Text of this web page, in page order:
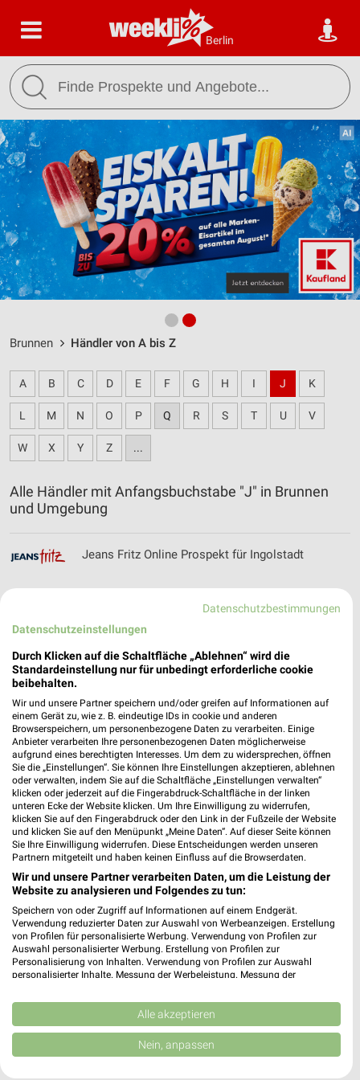
Berlin
Brunnen Händler von A bis Z
A B C D E F G H I J K
L M N O P Q R S T U V
W X Y Z ...
Alle Händler mit Anfangsbuchstabe "J" in Brunnen
und Umgebung
Jeans Fritz Online Prospekt für Ingolstadt
JYSK Katalog und Prospekte für
Schrobenhausen
Noch mehr Angebote in
der weekli App!
Jetzt kostenlos laden
Prospekte App für iOS
Kostenlos im App Store erhältlich
Datenschutzbestimmungen
Datenschutzeinstellungen
Durch Klicken auf die Schaltfläche „Ablehnen“ wird die
Standardeinstellung nur für unbedingt erforderliche cookie
beibehalten.
Wir und unsere Partner speichern und/oder greifen auf Informationen auf
einem Gerät zu, wie z. B. eindeutige IDs in cookie und anderen
Browserspeichern, um personenbezogene Daten zu verarbeiten. Einige
Anbieter verarbeiten Ihre personenbezogenen Daten möglicherweise
aufgrund eines berechtigten Interesses. Um dem zu widersprechen, öffnen
Sie die „Einstellungen“. Sie können Ihre Einstellungen akzeptieren, ablehnen
oder verwalten, indem Sie auf die Schaltfläche „Einstellungen verwalten“
klicken oder jederzeit auf die Fingerabdruck-Schaltfläche in der linken
unteren Ecke der Website klicken. Um Ihre Einwilligung zu widerrufen,
klicken Sie auf den Fingerabdruck oder den Link in der Fußzeile der Website
und klicken Sie auf den Menüpunkt „Meine Daten“. Auf dieser Seite können
Sie Ihre Einwilligung widerrufen. Diese Entscheidungen werden unseren
Partnern mitgeteilt und haben keinen Einfluss auf die Browserdaten.
Wir und unsere Partner verarbeiten Daten, um die Leistung der
Website zu analysieren und Folgendes zu tun:
Speichern von oder Zugriff auf Informationen auf einem Endgerät.
Verwendung reduzierter Daten zur Auswahl von Werbeanzeigen. Erstellung
von Profilen für personalisierte Werbung. Verwendung von Profilen zur
Auswahl personalisierter Werbung. Erstellung von Profilen zur
Personalisierung von Inhalten. Verwendung von Profilen zur Auswahl
personalisierter Inhalte. Messung der Werbeleistung. Messung der
Kombinationen von Daten aus verschiedenen Quellen. Entwicklung und
Verbesserung der Angebote. Verwendung reduzierter Daten zur Auswahl
von Inhalten.
Daten können außerhalb der Europäischen Union weitergegeben und in die
USA gesendet werden.
Alle akzeptieren
Nein, anpassen